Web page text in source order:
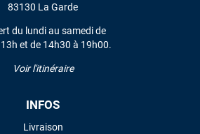
83130 La Garde
du lundi au samedi de
et de 14h30 à 19h00.
Voir l'itinéraire
INFOS
Livraison